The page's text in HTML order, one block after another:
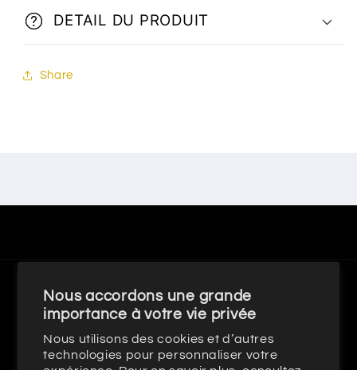
Nous accordons une grande
importance à votre vie privée
Nous utilisons des cookies et d’autres
technologies pour personnaliser votre
DETAIL DU PRODUIT
Share
Pays/région
Moyens